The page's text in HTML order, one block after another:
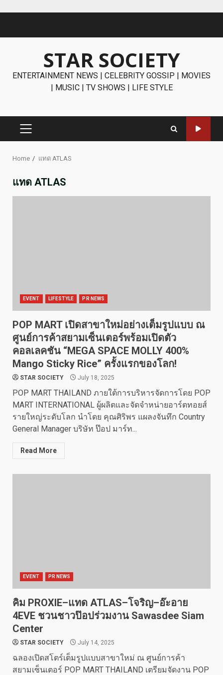
STAR SOCIETY
ENTERTAINMENT NEWS | CELEBRITY GOSSIP | MOVIES
| MUSIC | TV SHOWS | LIFE STYLE
PRIMARY
Home แทด ATLAS
แทด ATLAS
EVENT LIFESTYLE PR NEWS
POP MART เปิดสาขาใหม่อย่างเต็มรูปแบบ ณ
ศูนย์การค้าสยามเซ็นเตอร์พร้อมเปิดตัว
คอลเลคชัน “MEGA SPACE MOLLY 400%
Mango Sticky Rice” ครั้งแรกของโลก!
STAR SOCIETY July 18, 2025
POP MART THAILAND ภายใต้การบริหารจัดการโดย POP
MART INTERNATIONAL ผู้ผลิตและจัดจำหน่ายอาร์ตทอยส์
รายใหญ่ระดับโลก นำโดย คุณศิริพร แผลงจันทึก Country
General Manager บริษัท ป๊อป มาร์ท...
Read More
EVENT PR NEWS
คิม PROXIE–แทด ATLAS–โจริญ–อ๊ะอาย
4EVE ชวนชาวป๊อปร่วมงาน Sawasdee Siam
Center
STAR SOCIETY July 14, 2025
ฉลองเปิดสโตร์เต็มรูปแบบสาขาใหม่ ณ ศูนย์การค้า
สยามเซ็นเตอร์ POP MART THAILAND เตรียมจัดงาน POP